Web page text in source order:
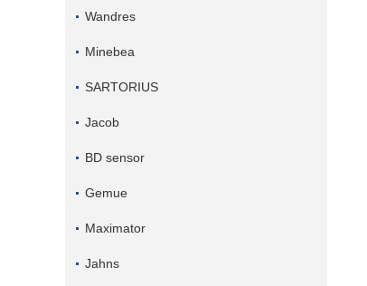
Wandres
Minebea
SARTORIUS
Jacob
BD sensor
Gemue
Maximator
Jahns